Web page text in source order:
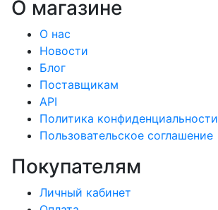
О магазине
О нас
Новости
Блог
Поставщикам
API
Политика конфиденциальности
Пользовательское соглашение
Покупателям
Личный кабинет